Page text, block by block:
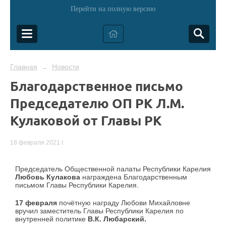
Перейти на полную версию
Главная → Новости
Благодарственное письмо
Председателю ОП РК Л.М.
Кулаковой от Главы РК
18 февраля 2021 г.
Председатель Общественной палаты Республики Карелия
Любовь Кулакова награждена Благодарственным
письмом Главы Республики Карелия.
17 февраля почётную награду Любови Михайловне
вручил заместитель Главы Республики Карелия по
внутренней политике В.К. Любарский.